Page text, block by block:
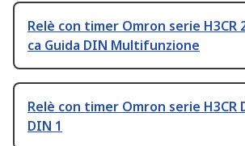
Relè con timer Omron serie H3CR
ca Guida DIN Multifunzione
Relè con timer Omron serie H3CR
DIN 1